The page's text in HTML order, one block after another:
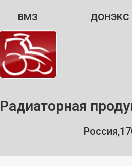
ВМЗ ДОНЭКС
Радиаторная